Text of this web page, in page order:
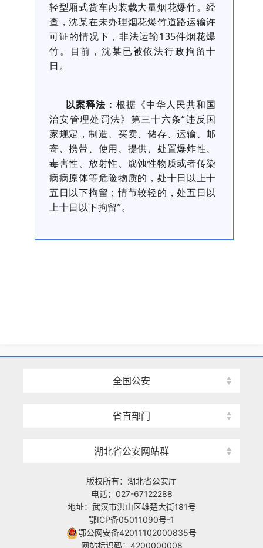
轻型厢式货车内装载大量烟花爆竹。经
查，沈某在未办理烟花爆竹道路运输许
可证的情况下，非法运输135件烟花爆
竹。目前，沈某已被依法行政拘留十
日。
以案释法： 根据《中华人民共和国
治安管理处罚法》第三十六条“违反国
家规定，制造、买卖、储存、运输、邮
寄、携带、使用、提供、处置爆炸性、
毒害性、放射性、腐蚀性物质或者传染
病病原体等危险物质的，处十日以上十
五日以下拘留；情节较轻的，处五日以
上十日以下拘留”。
全国公安
省直部门
湖北省公安网站群
版权所有：湖北省公安厅
电话：027-67122288
地址：武汉市洪山区雄楚大街181号
鄂ICP备05011090号-1
鄂公网安备42011102000835号
网站标识码：4200000008